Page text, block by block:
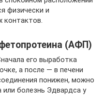
физически и
контактов.
(АФП)
его выработка
а после — в печени
понижен, можно
болезнь Эдвардса у